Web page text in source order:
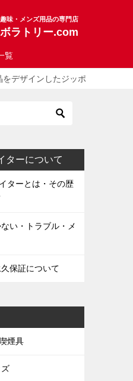
味・メンズ用品の専門店
ラトリー.com
覧
デザインしたジッポ
ターについて
ターとは・その歴
い・トラブル・メ
保証について
煙具